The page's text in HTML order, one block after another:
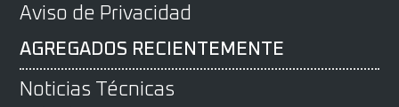
Aviso de Privacidad
AGREGADOS RECIENTEMENTE
Noticias Técnicas